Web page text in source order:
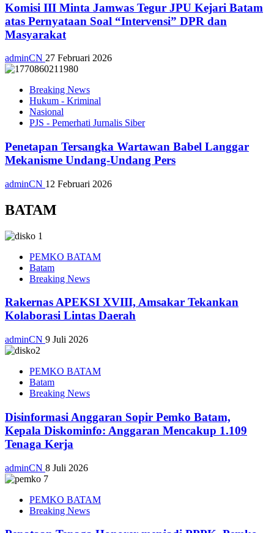
Komisi III Minta Jamwas Tegur JPU Kejari Batam
atas Pernyataan Soal “Intervensi” DPR dan
Masyarakat
adminCN 27 Februari 2026
Breaking News
Hukum - Kriminal
Nasional
PJS - Pemerhati Jurnalis Siber
Penetapan Tersangka Wartawan Babel Langgar
Mekanisme Undang-Undang Pers
adminCN 12 Februari 2026
BATAM
PEMKO BATAM
Batam
Breaking News
Rakernas APEKSI XVIII, Amsakar Tekankan
Kolaborasi Lintas Daerah
adminCN 9 Juli 2026
PEMKO BATAM
Batam
Breaking News
Disinformasi Anggaran Sopir Pemko Batam,
Kepala Diskominfo: Anggaran Mencakup 1.109
Tenaga Kerja
adminCN 8 Juli 2026
PEMKO BATAM
Breaking News